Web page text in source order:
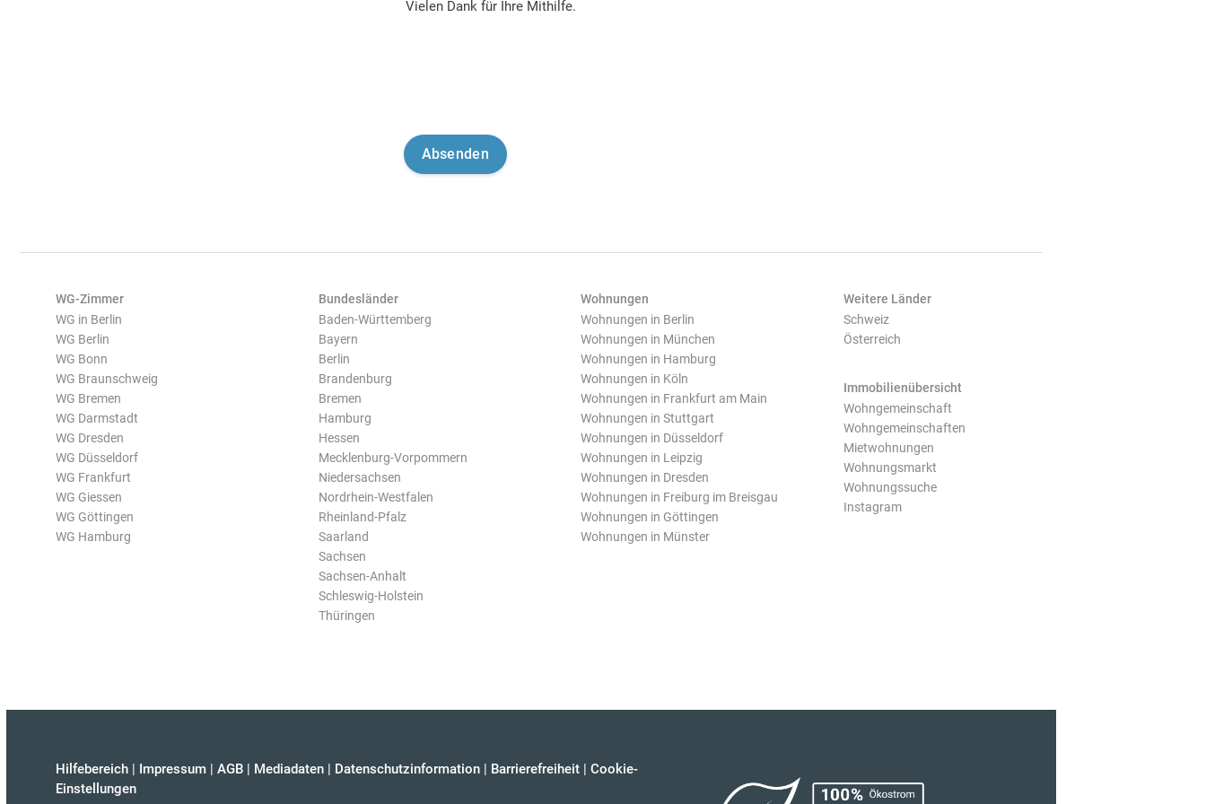
Vielen Dank für Ihre Mithilfe.
WG-Zimmer
WG in Berlin
WG Berlin
WG Bonn
WG Braunschweig
WG Bremen
WG Darmstadt
WG Dresden
WG Düsseldorf
WG Frankfurt
WG Giessen
WG Göttingen
WG Hamburg
Bundesländer
Baden-Württemberg
Bayern
Berlin
Brandenburg
Bremen
Hamburg
Hessen
Mecklenburg-Vorpommern
Niedersachsen
Nordrhein-Westfalen
Rheinland-Pfalz
Saarland
Sachsen
Sachsen-Anhalt
Schleswig-Holstein
Thüringen
Wohnungen
Wohnungen in Berlin
Wohnungen in München
Wohnungen in Hamburg
Wohnungen in Köln
Wohnungen in Frankfurt am Main
Wohnungen in Stuttgart
Wohnungen in Düsseldorf
Wohnungen in Leipzig
Wohnungen in Dresden
Wohnungen in Freiburg im Breisgau
Wohnungen in Göttingen
Wohnungen in Münster
Weitere Länder
Schweiz
Österreich
Immobilienübersicht
Wohngemeinschaft
Wohngemeinschaften
Mietwohnungen
Wohnungsmarkt
Wohnungssuche
Instagram
Hilfebereich | Impressum | AGB | Mediadaten | Datenschutzinformation | Barrierefreiheit | Cookie-
Einstellungen